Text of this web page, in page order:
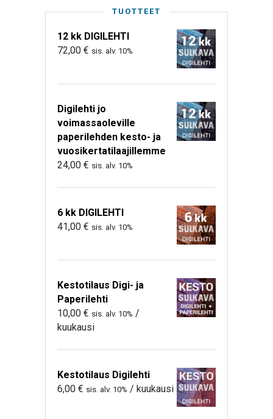
TUOTTEET
12 kk DIGILEHTI
72,00 € sis. alv. 10%
Digilehti jo
voimassaoleville
paperilehden kesto- ja
vuosikertatilaajillemme
24,00 € sis. alv. 10%
6 kk DIGILEHTI
41,00 € sis. alv. 10%
Kestotilaus Digi- ja
Paperilehti
10,00 € sis. alv. 10% /
kuukausi
Kestotilaus Digilehti
6,00 € sis. alv. 10% / kuukausi